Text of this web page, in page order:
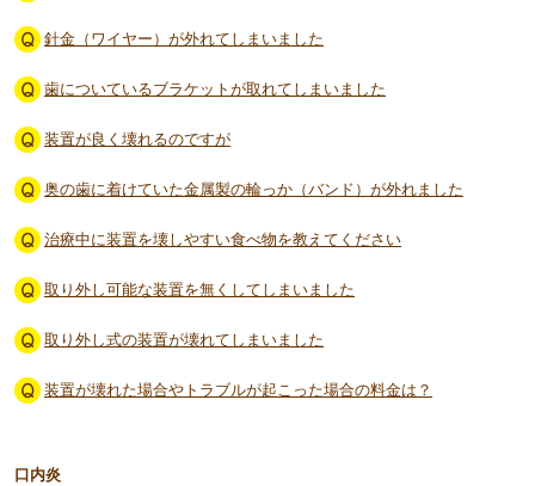
針金（ワイヤー）が外れてしまいました
歯についているブラケットが取れてしまいました
装置が良く壊れるのですが
奥の歯に着けていた金属製の輪っか（バンド）が外れました
治療中に装置を壊しやすい食べ物を教えてください
取り外し可能な装置を無くしてしまいました
取り外し式の装置が壊れてしまいました
装置が壊れた場合やトラブルが起こった場合の料金は？
口内炎